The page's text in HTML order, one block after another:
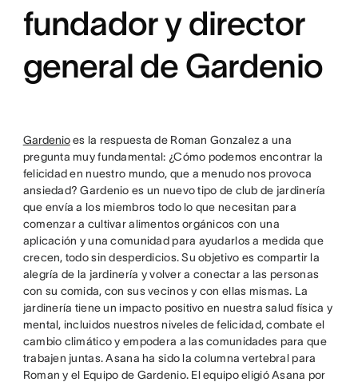
fundador y director
general de Gardenio
Gardenioes la respuesta de Roman Gonzalez a una
pregunta muy fundamental: ¿Cómo podemos encontrar la
felicidad en nuestro mundo, que a menudo nos provoca
ansiedad? Gardenio es un nuevo tipo de club de jardinería
que envía a los miembros todo lo que necesitan para
comenzar a cultivar alimentos orgánicos con una
aplicación y una comunidad para ayudarlos a medida que
crecen, todo sin desperdicios. Su objetivo es compartir la
alegría de la jardinería y volver a conectar a las personas
con su comida, con sus vecinos y con ellas mismas. La
jardinería tiene un impacto positivo en nuestra salud física y
mental, incluidos nuestros niveles de felicidad, combate el
cambio climático y empodera a las comunidades para que
trabajen juntas. Asana ha sido la columna vertebral para
Roman y el Equipo de Gardenio. El equipo eligió Asana por